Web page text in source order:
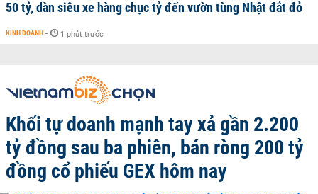
50 tỷ, dàn siêu xe hàng chục tỷ đến vườn tùng Nhật đắt đỏ
KINH DOANH - 1 phút trước
Khối tự doanh mạnh tay xả gần 2.200
tỷ đồng sau ba phiên, bán ròng 200 tỷ
đồng cổ phiếu GEX hôm nay